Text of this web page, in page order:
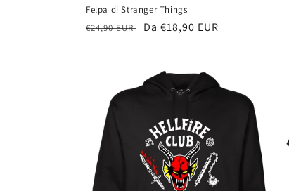
Felpa di Stranger Things
Prezzo
€24,90 EUR
Prezzo
Da €18,90 EUR